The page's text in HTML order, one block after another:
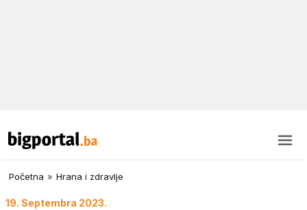
Početna » Hrana i zdravlje
19. Septembra 2023.